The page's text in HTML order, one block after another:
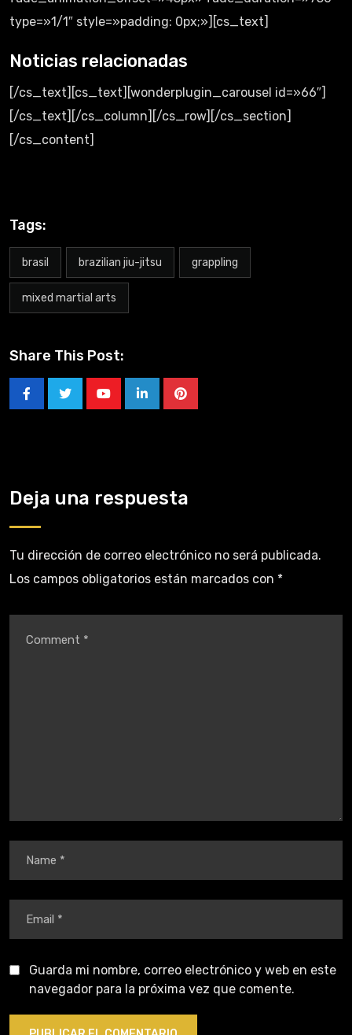
type=»1/1″ style=»padding: 0px;»][cs_text]
Noticias relacionadas
[/cs_text][cs_text][wonderplugin_carousel id=»66″]
[/cs_text][/cs_column][/cs_row][/cs_section]
[/cs_content]
Tags:
brasil brazilian jiu-jitsu grappling
mixed martial arts
Share This Post:
Deja una respuesta
Tu dirección de correo electrónico no será publicada.
Los campos obligatorios están marcados con *
Guarda mi nombre, correo electrónico y web en este
navegador para la próxima vez que comente.